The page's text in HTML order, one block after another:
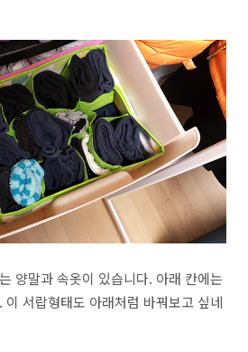
양말과 속옷이 있습니다. 아래 칸에는
서랍형태도 아래처럼 바꿔보고 싶네